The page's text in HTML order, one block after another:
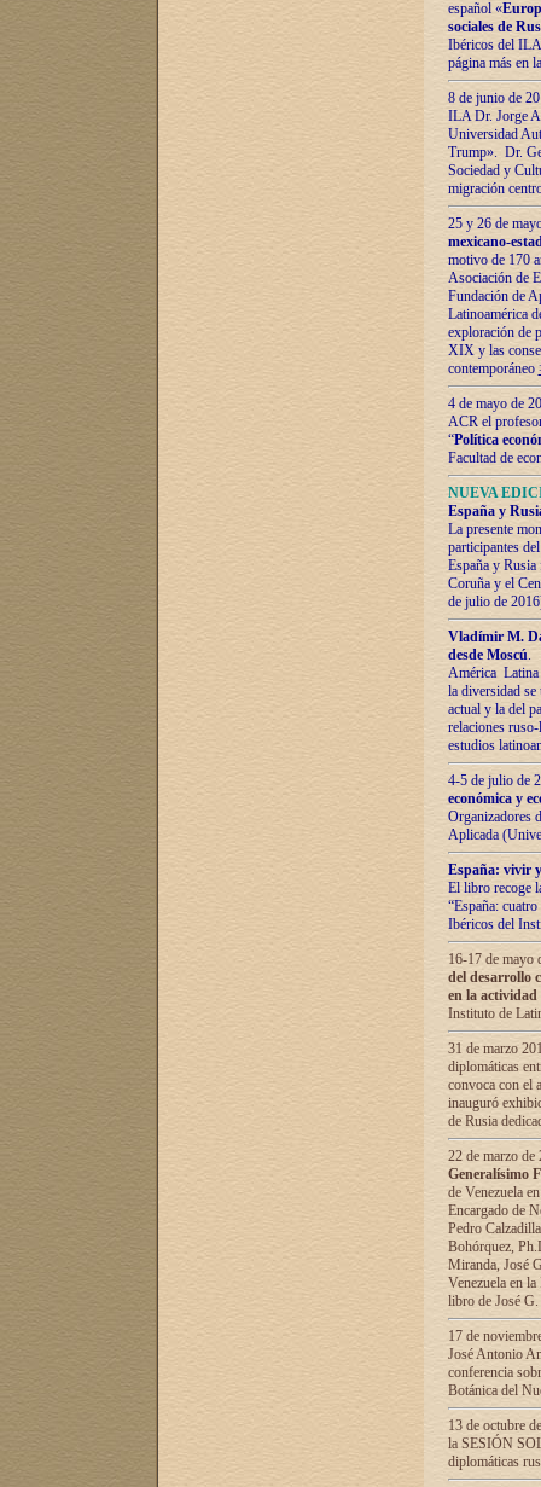
español «
sociales de
Ibéricos del ILA
página más en
8 de junio de
ILA Dr. Jorge
Universidad
Trump». Dr.
Sociedad y
migración
25 y 26 de
mexicano-
motivo de 170
Asociación de
Fundación de
Latinoamérica
exploración de
XIX y las
contemporáneo
4 de mayo de
ACR el
“Política
Facultad de
NUEVA
España y
La presente
participantes
España y
Coruña y el
de julio de
Vladímir М.
desde Moscú.
América Latina
la diversidad
actual у lа del
relaciones
estudios
4-5 de julio de
económica y
Organizadores
Aplicada
España: vivir
El libro recoge
“España:
Ibéricos del
16-17 de mayo
del desarrollo
en la
Instituto de
31 de marzo
diplomáticas
convoca con el
inauguró
de Rusia
22 de marzo
Generalísimo
de Venezuela
Encargado de
Pedro
Bohórquez,
Miranda, José
Venezuela en
libro de José
17 de
José Antonio
conferencia
Botánica del
13 de octubre
la SESIÓN
diplomáticas